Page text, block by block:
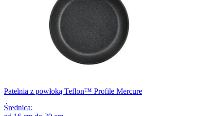
Patelnia z powłoką Teflon™ Profile Mercure
Średnica: